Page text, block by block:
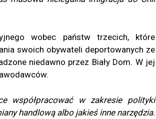
wobec państw trzecich, które
swoich obywateli deportowanych ze
niedawno przez Biały Dom. W jej
współpracować w zakresie polityki
handlową albo jakieś inne narzędzia.